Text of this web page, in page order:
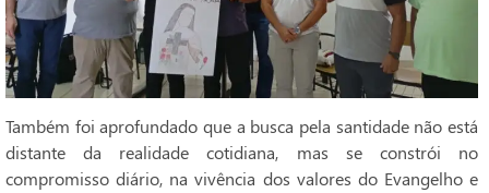
Também foi aprofundado que a busca pela santidade não está
distante da realidade cotidiana, mas se constrói no
compromisso diário, na vivência dos valores do Evangelho e